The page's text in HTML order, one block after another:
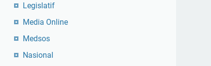
Legislatif
Media Online
Medsos
Nasional